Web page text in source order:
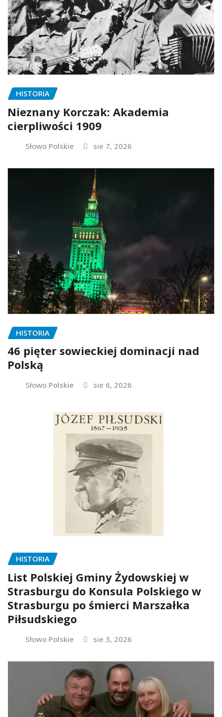
HISTORIA
Nieznany Korczak: Akademia
cierpliwości 1909
Słowo Polskie sie 7, 2026
HISTORIA
46 pięter sowieckiej dominacji nad
Polską
Słowo Polskie sie 6, 2026
HISTORIA
List Polskiej Gminy Żydowskiej w
Strasburgu do Konsula Polskiego w
Strasburgu po śmierci Marszałka
Piłsudskiego
Słowo Polskie sie 3, 2026